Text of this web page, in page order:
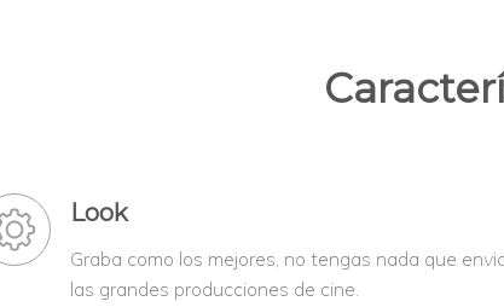
Look
Graba como los mejores, no tengas nada que
las grandes producciones de cine.